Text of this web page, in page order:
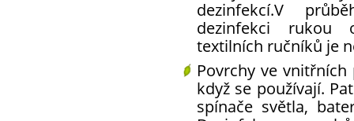
dezinfekcí.V
dezinfekci rukou
textilních ručníků je
Povrchy ve
když se používají.
spínače světla,